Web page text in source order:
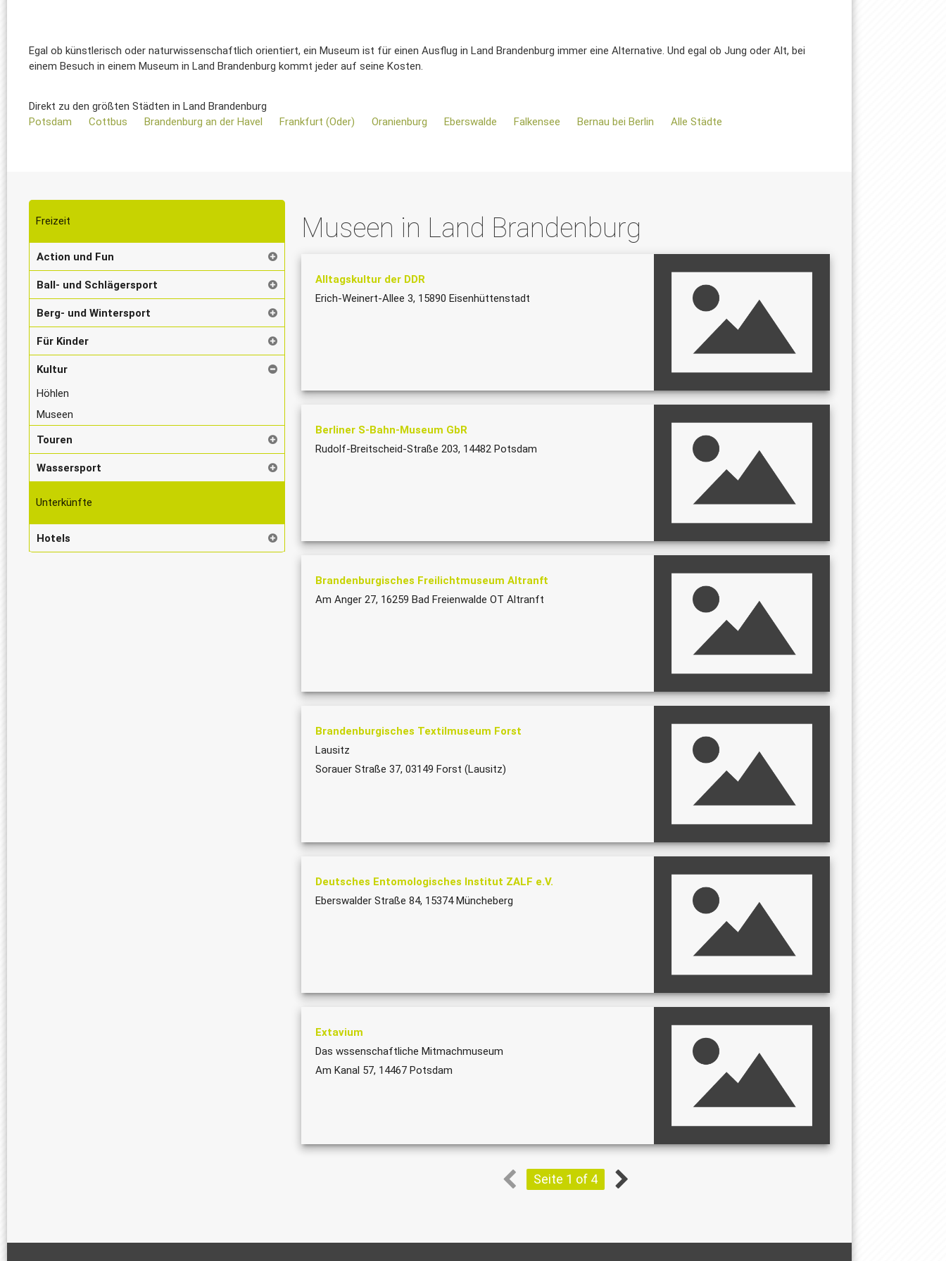
Egal ob künstlerisch oder naturwissenschaftlich orientiert, ein Museum ist für einen Ausflug in Land Brandenburg immer eine Alternative. Und egal ob Jung oder Alt, bei
einem Besuch in einem Museum in Land Brandenburg kommt jeder auf seine Kosten.
Direkt zu den größten Städten in Land Brandenburg
Potsdam
Cottbus Brandenburg an der Havel Frankfurt (Oder) Oranienburg Eberswalde Falkensee Bernau bei Berlin Alle Städte
Freizeit
Action und Fun
Ball- und Schlägersport
Berg- und Wintersport
Für Kinder
Kultur
Höhlen
Museen
Touren
Wassersport
Unterkünfte
Hotels
Museen in Land Brandenburg
Alltagskultur der DDR
Erich-Weinert-Allee 3, 15890 Eisenhüttenstadt
Berliner S-Bahn-Museum GbR
Rudolf-Breitscheid-Straße 203, 14482 Potsdam
Brandenburgisches Freilichtmuseum Altranft
Am Anger 27, 16259 Bad Freienwalde OT Altranft
Brandenburgisches Textilmuseum Forst
Lausitz
Sorauer Straße 37, 03149 Forst (Lausitz)
Deutsches Entomologisches Institut ZALF e.V.
Eberswalder Straße 84, 15374 Müncheberg
Extavium
Das wssenschaftliche Mitmachmuseum
Am Kanal 57, 14467 Potsdam
Seite 1 of 4